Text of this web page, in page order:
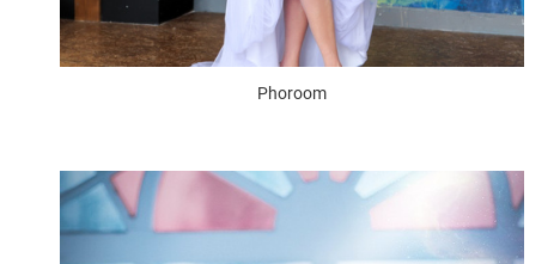
Phoroom